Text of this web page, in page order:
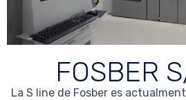
FOSBER
La S line de Fosber es